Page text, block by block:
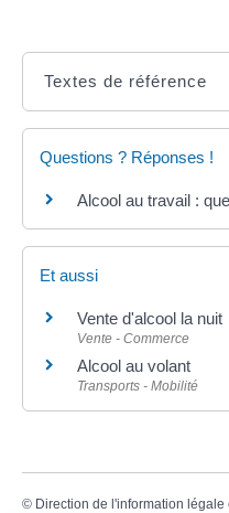
Textes de référence
Questions ? Réponses !
Alcool au travail :
Et aussi
Vente d'alcool la nuit
Vente - Commerce
Alcool au volant
Transports - Mobilité
© Direction de l'information légale